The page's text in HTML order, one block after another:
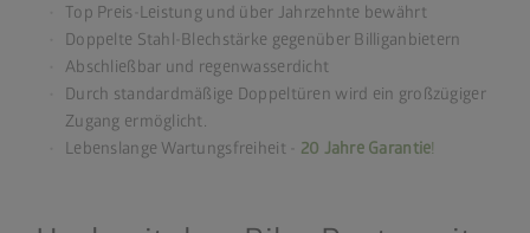
Top Preis-Leistung und über Jahrzehnte bewährt
Doppelte Stahl-Blechstärke gegenüber Billiganbietern
Abschließbar und regenwasserdicht
Durch standardmäßige Doppeltüren wird ein großzügiger
Zugang ermöglicht.
Lebenslange Wartungsfreiheit - 20 Jahre Garantie!